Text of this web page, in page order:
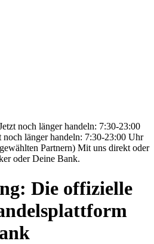
noch länger handeln: 7:30-23:00
noch länger handeln: 7:30-23:00 Uhr
Partnern) Mit uns direkt oder
oder Deine Bank.
Die offizielle